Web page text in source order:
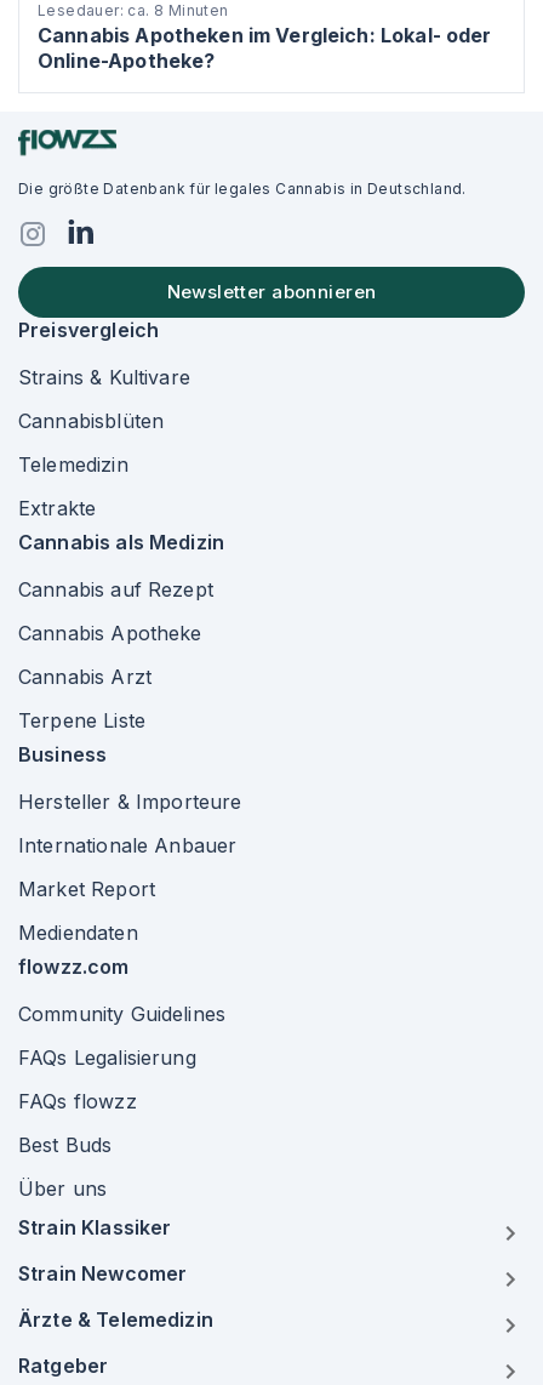
Lesedauer: ca. 8 Minuten
Cannabis Apotheken im Vergleich: Lokal- oder
Online-Apotheke?
Die größte Datenbank für legales Cannabis in Deutschland.
Newsletter abonnieren
Preisvergleich
Strains & Kultivare
Cannabisblüten
Telemedizin
Extrakte
Cannabis als Medizin
Cannabis auf Rezept
Cannabis Apotheke
Cannabis Arzt
Terpene Liste
Business
Hersteller & Importeure
Internationale Anbauer
Market Report
Mediendaten
flowzz.com
Community Guidelines
FAQs Legalisierung
FAQs flowzz
Best Buds
Über uns
Strain Klassiker
Strain Newcomer
Ärzte & Telemedizin
Ratgeber